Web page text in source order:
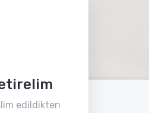
edildikten